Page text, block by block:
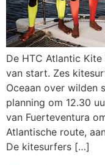
De HTC Atlantic
van start. Zes
Oceaan over wilden
planning om 12.30
van Fuerteventura
Atlantische route,
De kitesurfers […]